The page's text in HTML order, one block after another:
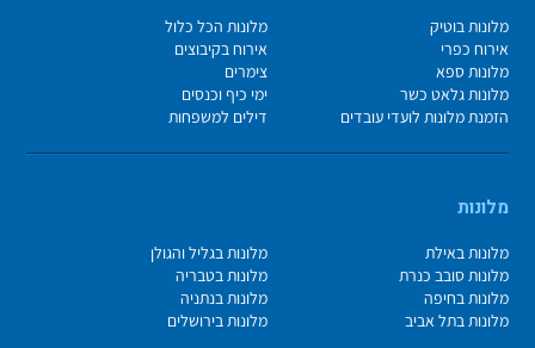
מלונות בוטיק
מלונות הכל כלול
אירוח כפרי
אירוח בקיבוצים
מלונות ספא
צימרים
מלונות גלאט כשר
ימי כיף וכנסים
הזמנת מלונות לועדי עובדים
דילים למשפחות
מלונות
מלונות באילת
מלונות בגליל והגולן
מלונות סובב כנרת
מלונות בטבריה
מלונות בחיפה
מלונות בנתניה
מלונות בתל אביב
מלונות בירושלים